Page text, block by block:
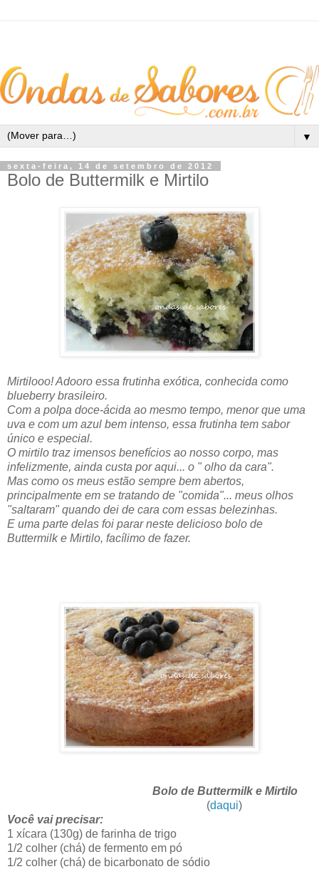
▼
sexta-feira, 14 de setembro de 2012
Bolo de Buttermilk e Mirtilo
Mirtilooo! Adooro essa frutinha exótica, conhecida como
blueberry brasileiro.
Com a polpa doce-ácida ao mesmo tempo, menor que uma
uva e com um azul bem intenso, essa frutinha tem sabor
único e especial.
O mirtilo traz imensos benefícios ao nosso corpo, mas
infelizmente, ainda custa por aqui... o " olho da cara".
Mas como os meus estão sempre bem abertos,
principalmente em se tratando de "comida"... meus olhos
"saltaram" quando dei de cara com essas belezinhas.
E uma parte delas foi parar neste delicioso bolo de
Buttermilk e Mirtilo, facílimo de fazer.
Bolo de Buttermilk e Mirtilo
(daqui)
Você vai precisar:
1 xícara (130g) de farinha de trigo
1/2 colher (chá) de fermento em pó
1/2 colher (chá) de bicarbonato de sódio